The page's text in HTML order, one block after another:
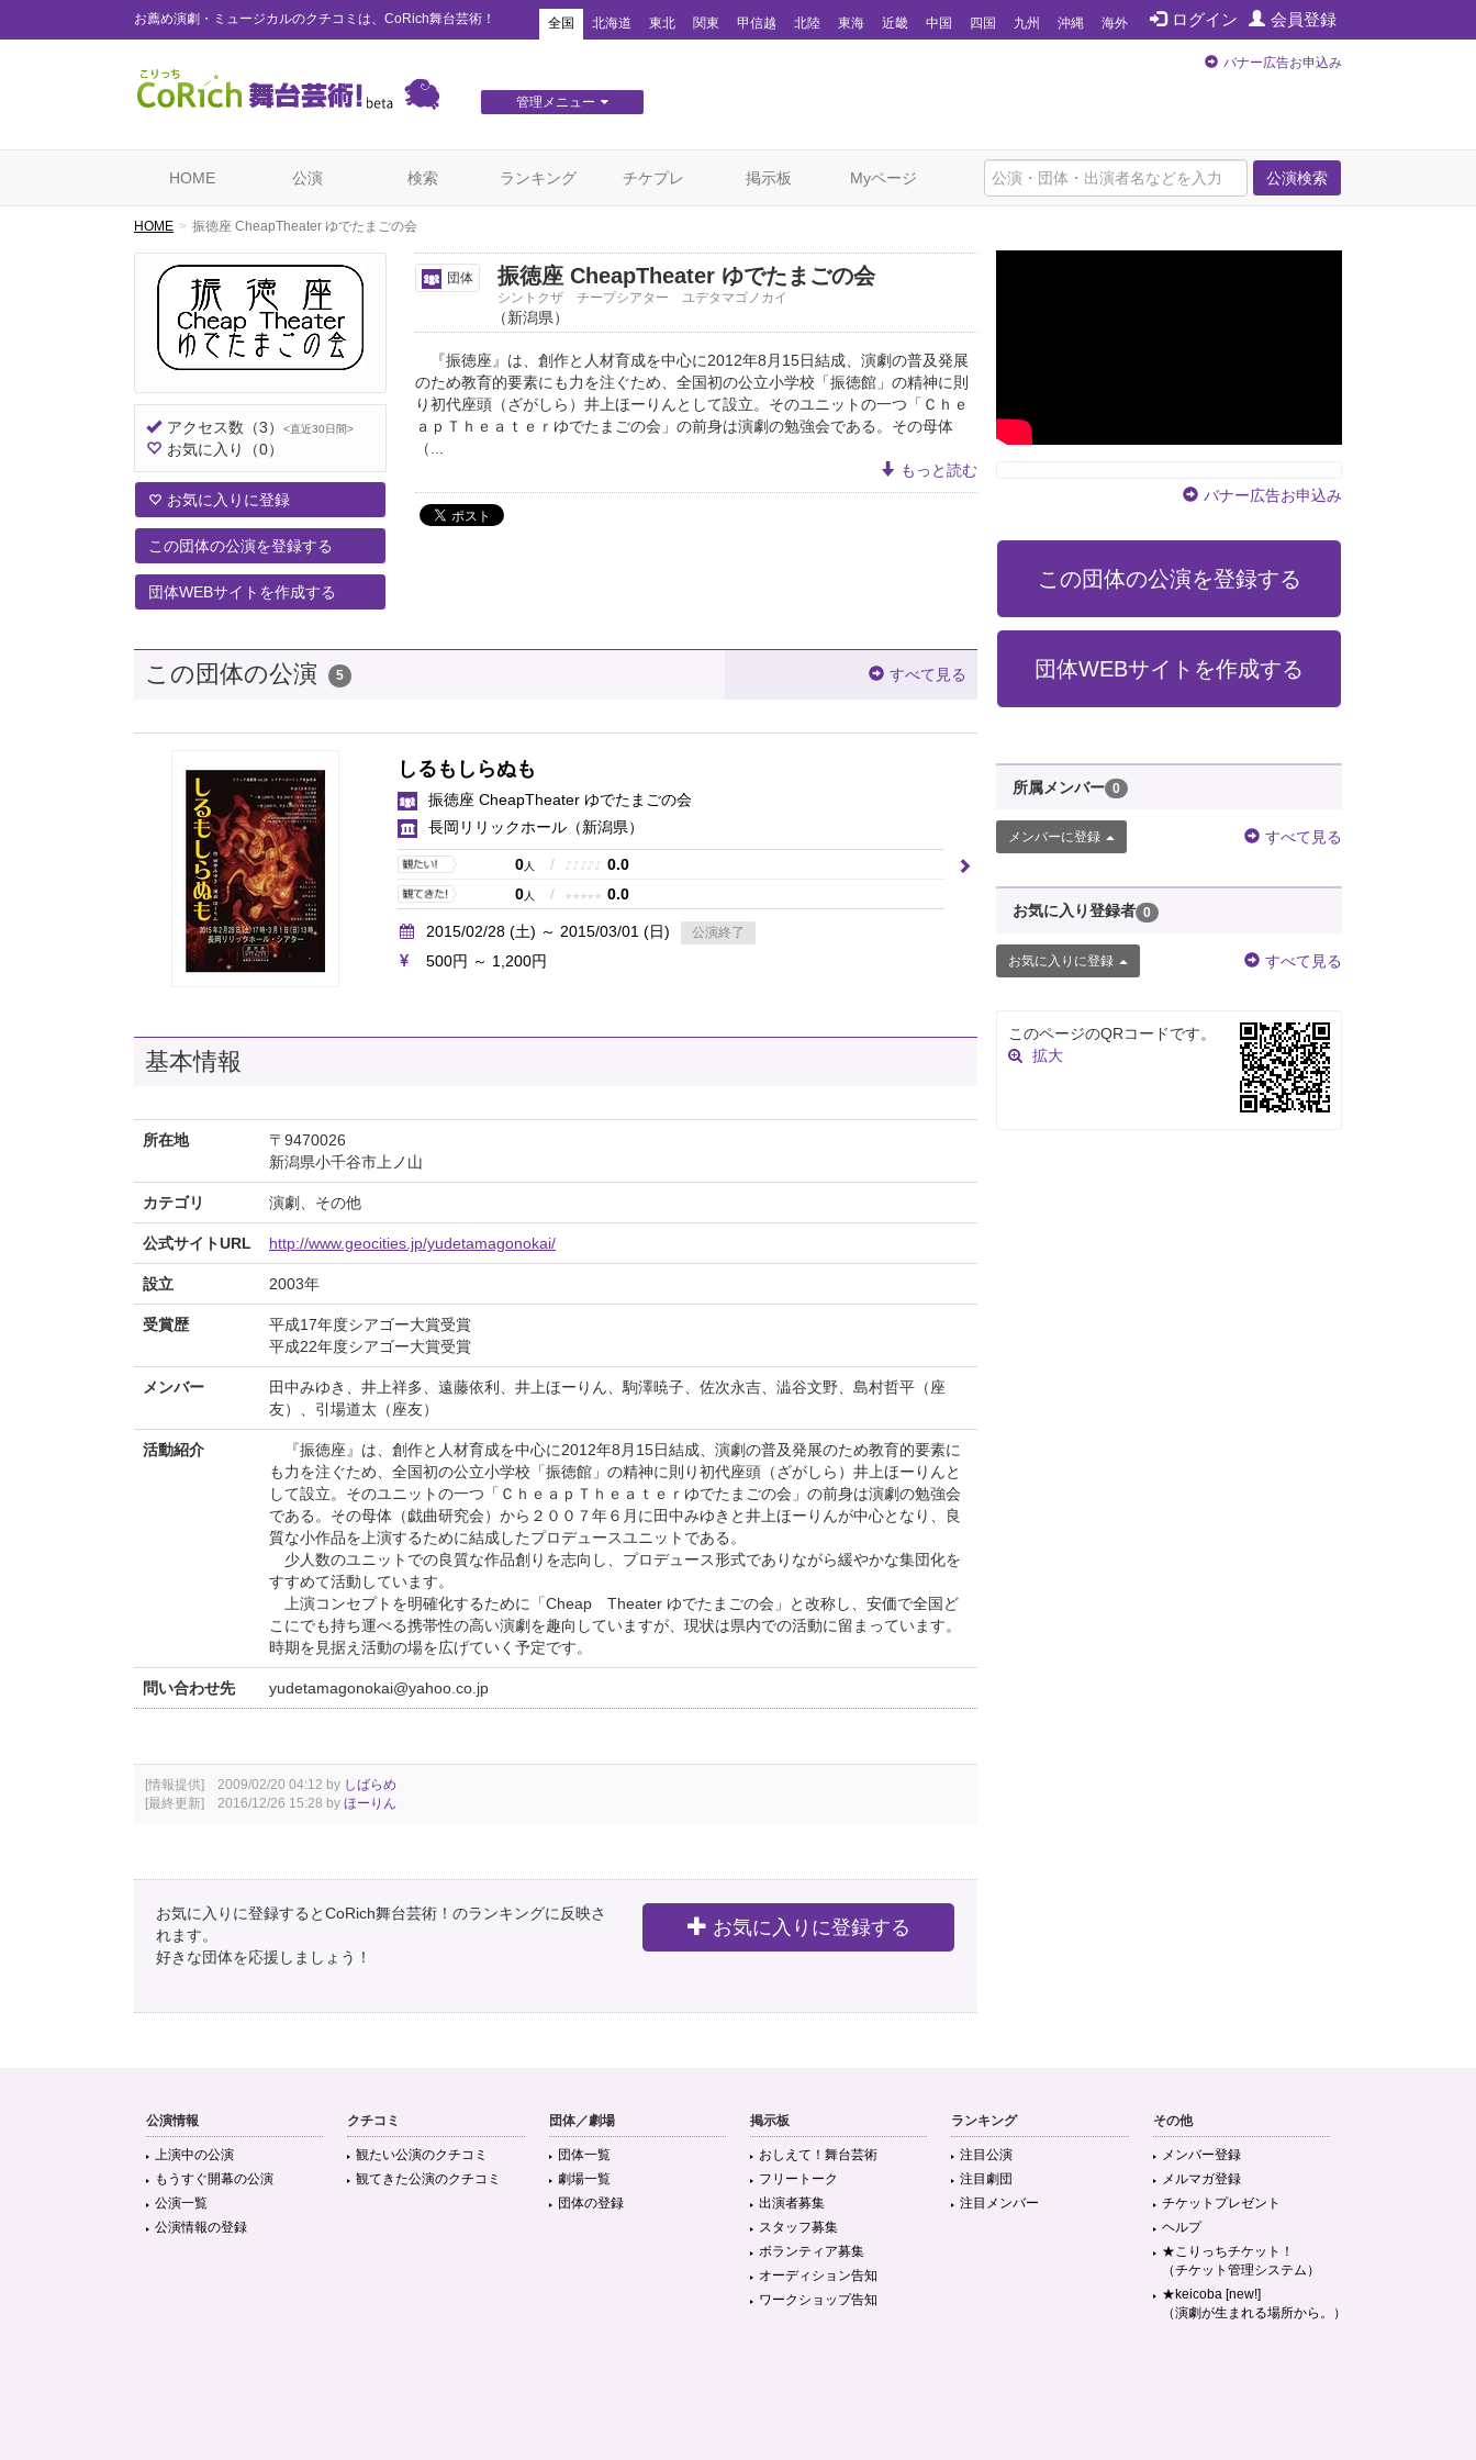
お薦め演劇・ミュージカルのクチコミは、CoRich舞台芸術！ ログイン 会員登録
全国 北海道 東北 関東 甲信越 北陸 東海 近畿 中国 四国 九州 沖縄 海外
管理メニュー
バナー広告お申込み
公演検索
HOME 公演 検索 ランキング チケプレ 掲示板 Myページ
HOME 振徳座 CheapTheater ゆでたまごの会
アクセス数 （3） <直近30日間>
お気に入り （0）
お気に入りに登録
この団体の公演を登録する
団体WEBサイトを作成する
団体 振徳座 CheapTheater ゆでたまごの会
シントクザ チープシアター ユデタマゴノカイ
（新潟県）
『振徳座』は、創作と人材育成を中心に2012年8月15日結成、演劇の普及発展
のため教育的要素にも力を注ぐため、全国初の公立小学校「振徳館」の精神に則
り初代座頭（ざがしら）井上ほーりんとして設立。そのユニットの一つ「Ｃｈｅ
ａｐＴｈｅａｔｅｒゆでたまごの会」の前身は演劇の勉強会である。その母体
（...
もっと読む
この団体の公演 5 すべて見る
しるもしらぬも
振徳座 CheapTheater ゆでたまごの会
長岡リリックホール （新潟県）
0人 / ♪ ♪ ♪ ♪ ♪
0.0
0人 / ★ ★ ★ ★ ★ 0.0
2015/02/28 (土) ～ 2015/03/01 (日) 公演終了
500円 ～ 1,200円
基本情報
所在地
〒9470026
新潟県小千谷市上ノ山
カテゴリ 演劇、その他
公式サイトURL http://www.geocities.jp/yudetamagonokai/
設立 2003年
受賞歴
平成17年度シアゴー大賞受賞
平成22年度シアゴー大賞受賞
メンバー
田中みゆき、井上祥多、遠藤依利、井上ほーりん、駒澤暁子、佐次永吉、澁谷文野、島村哲平（座
友）、引場道太（座友）
活動紹介
『振徳座』は、創作と人材育成を中心に2012年8月15日結成、演劇の普及発展のため教育的要素に
も力を注ぐため、全国初の公立小学校「振徳館」の精神に則り初代座頭（ざがしら）井上ほーりんと
して設立。そのユニットの一つ「ＣｈｅａｐＴｈｅａｔｅｒゆでたまごの会」の前身は演劇の勉強会
である。その母体（戯曲研究会）から２００７年６月に田中みゆきと井上ほーりんが中心となり、良
質な小作品を上演するために結成したプロデュースユニットである。
少人数のユニットでの良質な作品創りを志向し、プロデュース形式でありながら緩やかな集団化を
すすめて活動しています。
上演コンセプトを明確化するために「Cheap Theater ゆでたまごの会」と改称し、安価で全国ど
こにでも持ち運べる携帯性の高い演劇を趣向していますが、現状は県内での活動に留まっています。
時期を見据え活動の場を広げていく予定です。
問い合わせ先 yudetamagonokai@yahoo.co.jp
[情報提供] 2009/02/20 04:12 by しばらめ
[最終更新] 2016/12/26 15:28 by ほーりん
お気に入りに登録するとCoRich舞台芸術！のランキングに反映さ
れます。
好きな団体を応援しましょう！
お気に入りに登録する
バナー広告お申込み
この団体の公演を登録する
団体WEBサイトを作成する
所属メンバー 0
メンバーに登録 すべて見る
お気に入り登録者 0
お気に入りに登録 すべて見る
このページのQRコードです。
拡大
公演情報
上演中の公演
もうすぐ開幕の公演
公演一覧
公演情報の登録
クチコミ
観たい公演のクチコミ
観てきた公演のクチコミ
団体／劇場
団体一覧
劇場一覧
団体の登録
掲示板
おしえて！舞台芸術
フリートーク
出演者募集
スタッフ募集
ボランティア募集
オーディション告知
ワークショップ告知
ランキング
注目公演
注目劇団
注目メンバー
その他
メンバー登録
メルマガ登録
チケットプレゼント
ヘルプ
★こりっちチケット！
（チケット管理システム）
★keicoba [new!]
（演劇が生まれる場所から。）